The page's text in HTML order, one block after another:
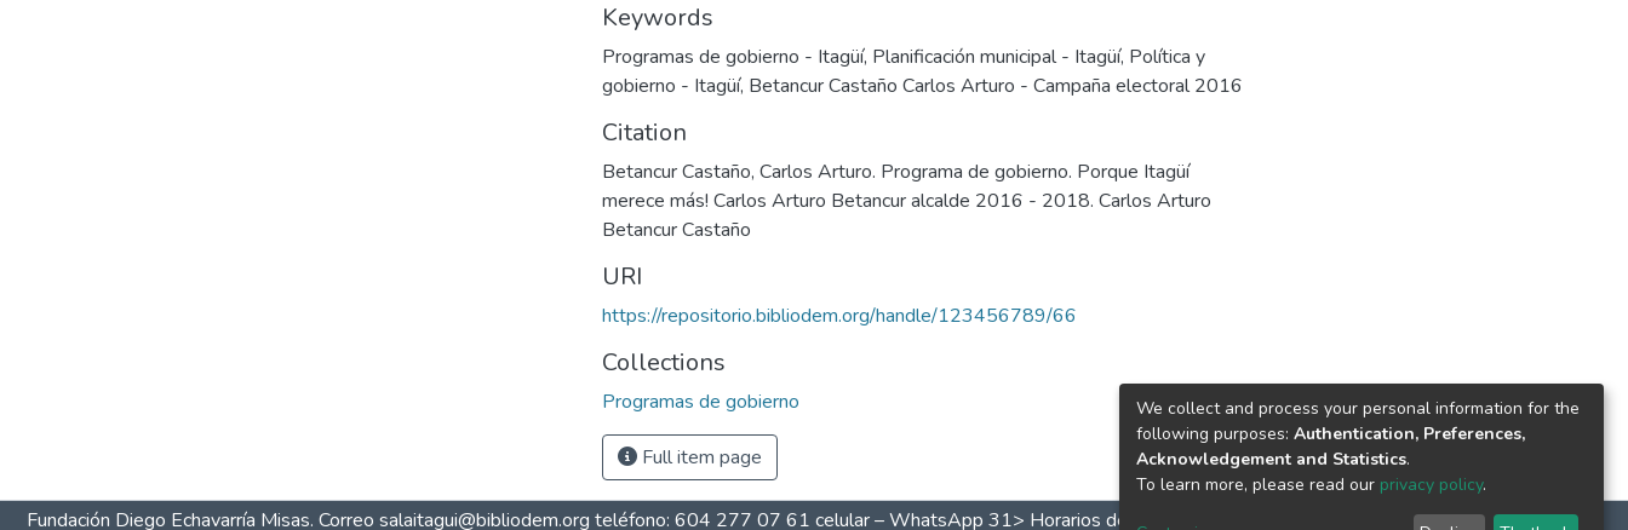
Keywords
Programas de gobierno - Itagüí, Planificación municipal - Itagüí, Política y
gobierno - Itagüí, Betancur Castaño Carlos Arturo - Campaña electoral 2016
Citation
Betancur Castaño, Carlos Arturo. Programa de gobierno. Porque Itagüí
merece más! Carlos Arturo Betancur alcalde 2016 - 2018. Carlos Arturo
Betancur Castaño
URI
https://repositorio.bibliodem.org/handle/123456789/66
Collections
Programas de gobierno
Full item page
Fundación Diego Echavarría Misas. Correo salaitagui@bibliodem.org teléfono: 604 277 07 61 celular – WhatsApp 31> Horarios de atención: Lunes a viernes 9:00 a.m. a 6:00 p.m. Sábados
We collect and process your personal information for the
following purposes: Authentication, Preferences,
Acknowledgement and Statistics.
To learn more, please read our privacy policy.